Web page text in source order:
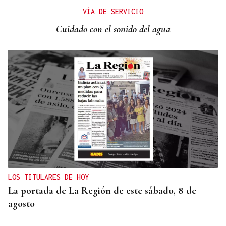
VÍA DE SERVICIO
Cuidado con el sonido del agua
LOS TITULARES DE HOY
La portada de La Región de este sábado, 8 de
agosto